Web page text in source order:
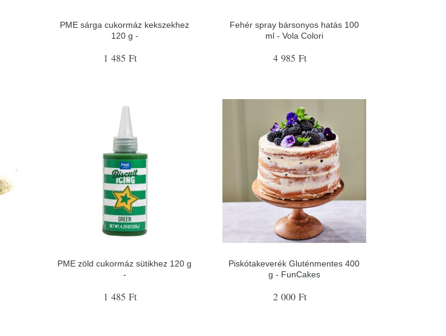
PME sárga cukormáz kekszekhez
120 g -
1 485 Ft
Fehér spray bársonyos hatás 100
ml - Vola Colori
4 985 Ft
PME zöld cukormáz sütikhez 120 g
-
1 485 Ft
Piskótakeverék Gluténmentes 400
g - FunCakes
2 000 Ft